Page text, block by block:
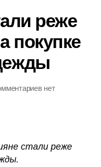
реже
покупке
к
экономить
нет
стали реже